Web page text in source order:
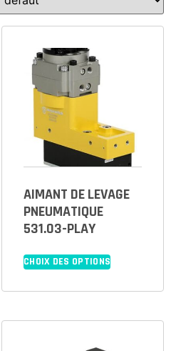
AIMANT DE LEVAGE
PNEUMATIQUE
531.03-PLAY
CHOIX DES OPTIONS